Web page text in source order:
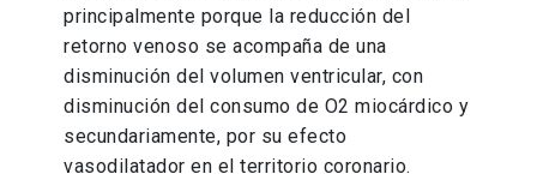
principalmente porque la reducción del
retorno venoso se acompaña de una
disminución del volumen ventricular, con
disminución del consumo de O2 miocárdico y
secundariamente, por su efecto
vasodilatador en el territorio coronario.